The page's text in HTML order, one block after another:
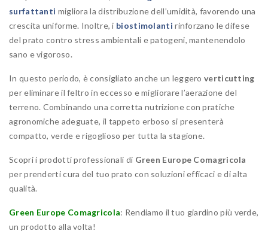
surfattanti migliora la distribuzione dell’umidità, favorendo una
crescita uniforme. Inoltre, i biostimolanti rinforzano le difese
del prato contro stress ambientali e patogeni, mantenendolo
sano e vigoroso.
In questo periodo, è consigliato anche un leggero verticutting
per eliminare il feltro in eccesso e migliorare l’aerazione del
terreno. Combinando una corretta nutrizione con pratiche
agronomiche adeguate, il tappeto erboso si presenterà
compatto, verde e rigoglioso per tutta la stagione.
Scopri i prodotti professionali di Green Europe Comagricola
per prenderti cura del tuo prato con soluzioni efficaci e di alta
qualità.
Green Europe Comagricola: Rendiamo il tuo giardino più verde,
un prodotto alla volta!